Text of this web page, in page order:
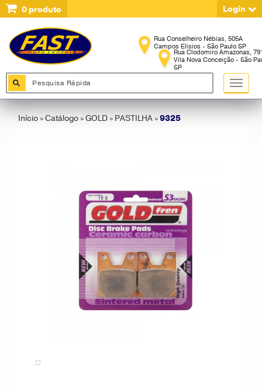
0produto Login
Início »Catálogo »GOLD » PASTILHA »9325